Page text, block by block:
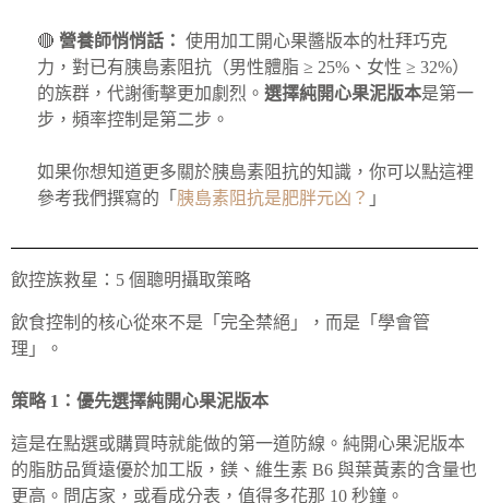
🔴 營養師悄悄話： 使用加工開心果醬版本的杜拜巧克
力，對已有胰島素阻抗（男性體脂 ≥ 25%、女性 ≥ 32%）
的族群，代謝衝擊更加劇烈。 選擇純開心果泥版本是第一
步，頻率控制是第二步。
如果你想知道更多關於胰島素阻抗的知識，你可以點這裡
參考我們撰寫的「 胰島素阻抗是肥胖元凶？ 」
飲控族救星：5 個聰明攝取策略
飲食控制的核心從來不是「完全禁絕」，而是「學會管
理」。
策略 1：優先選擇純開心果泥版本
這是在點選或購買時就能做的第一道防線。純開心果泥版本
的脂肪品質遠優於加工版，鎂、維生素 B6 與葉黃素的含量也
更高。問店家，或看成分表，值得多花那 10 秒鐘。